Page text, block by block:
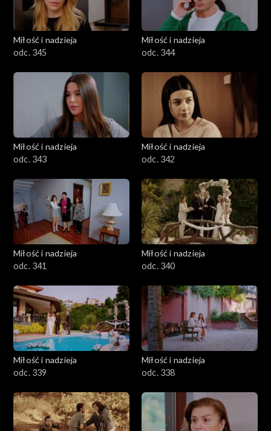
Miłość i nadzieja
odc. 345
Miłość i nadzieja
odc. 344
Miłość i nadzieja
odc. 343
Miłość i nadzieja
odc. 342
Miłość i nadzieja
odc. 341
Miłość i nadzieja
odc. 340
Miłość i nadzieja
odc. 339
Miłość i nadzieja
odc. 338